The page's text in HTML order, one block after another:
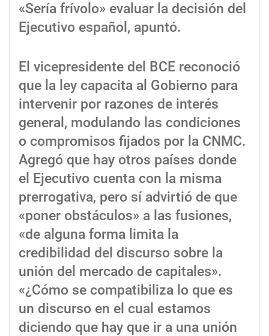
«Sería frívolo» evaluar la decisión del
Ejecutivo español, apuntó.
El vicepresidente del BCE reconoció
que la ley capacita al Gobierno para
intervenir por razones de interés
general, modulando las condiciones
o compromisos fijados por la CNMC.
Agregó que hay otros países donde
el Ejecutivo cuenta con la misma
prerrogativa, pero sí advirtió de que
«poner obstáculos» a las fusiones,
«de alguna forma limita la
credibilidad del discurso sobre la
unión del mercado de capitales».
«¿Cómo se compatibiliza lo que es
un discurso en el cual estamos
diciendo que hay que ir a una unión